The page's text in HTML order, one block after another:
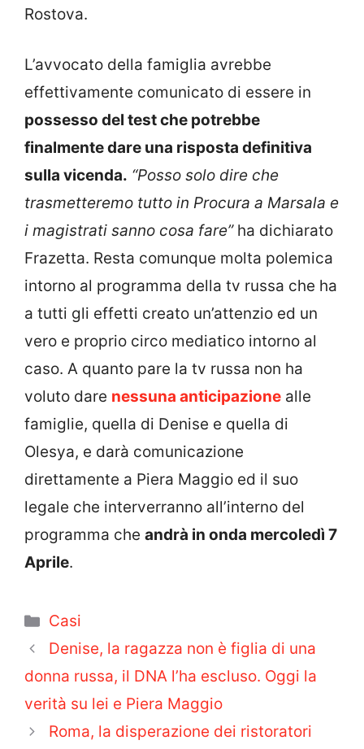
Rostova.
L’avvocato della famiglia avrebbe
effettivamente comunicato di essere in
possesso del test che potrebbe
finalmente dare una risposta definitiva
sulla vicenda. “Posso solo dire che
trasmetteremo tutto in Procura a Marsala e
i magistrati sanno cosa fare”ha dichiarato
Frazetta. Resta comunque molta polemica
intorno al programma della tv russa che ha
a tutti gli effetti creato un’attenzio ed un
vero e proprio circo mediatico intorno al
caso. A quanto pare la tv russa non ha
voluto dare nessuna anticipazione alle
famiglie, quella di Denise e quella di
Olesya, e darà comunicazione
direttamente a Piera Maggio ed il suo
legale che interverranno all’interno del
programma che andrà in onda mercoledì 7
Aprile.
Categorie
Casi
Denise, la ragazza non è figlia di una
donna russa, il DNA l’ha escluso. Oggi la
verità su lei e Piera Maggio
Roma, la disperazione dei ristoratori